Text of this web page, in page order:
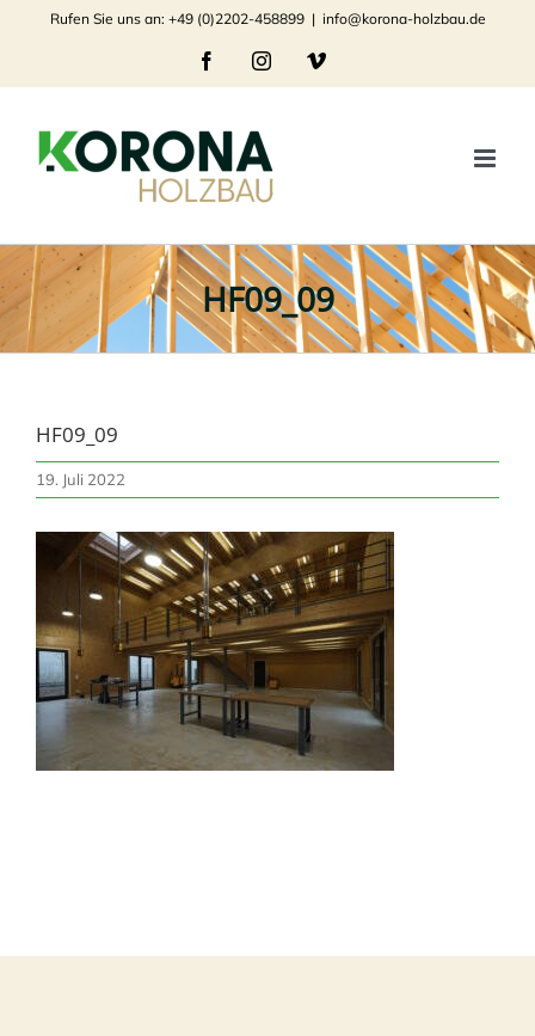
springen
Rufen Sie uns an: +49 (0)2202-458899 | info@korona-holzbau.de
FacebookInstagramVimeo
HF09_09
HF09_09
19. Juli 2022